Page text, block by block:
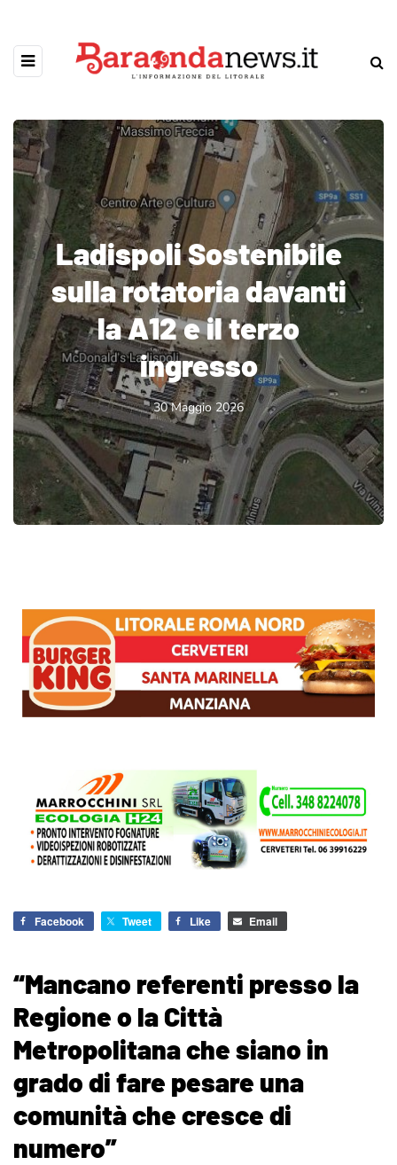
Ladispoli Sostenibile
sulla rotatoria davanti
la A12 e il terzo
ingresso
30 Maggio 2026
Facebook Tweet Like Email
“Mancano referenti presso la
Regione o la Città
Metropolitana che siano in
grado di fare pesare una
comunità che cresce di
numero”